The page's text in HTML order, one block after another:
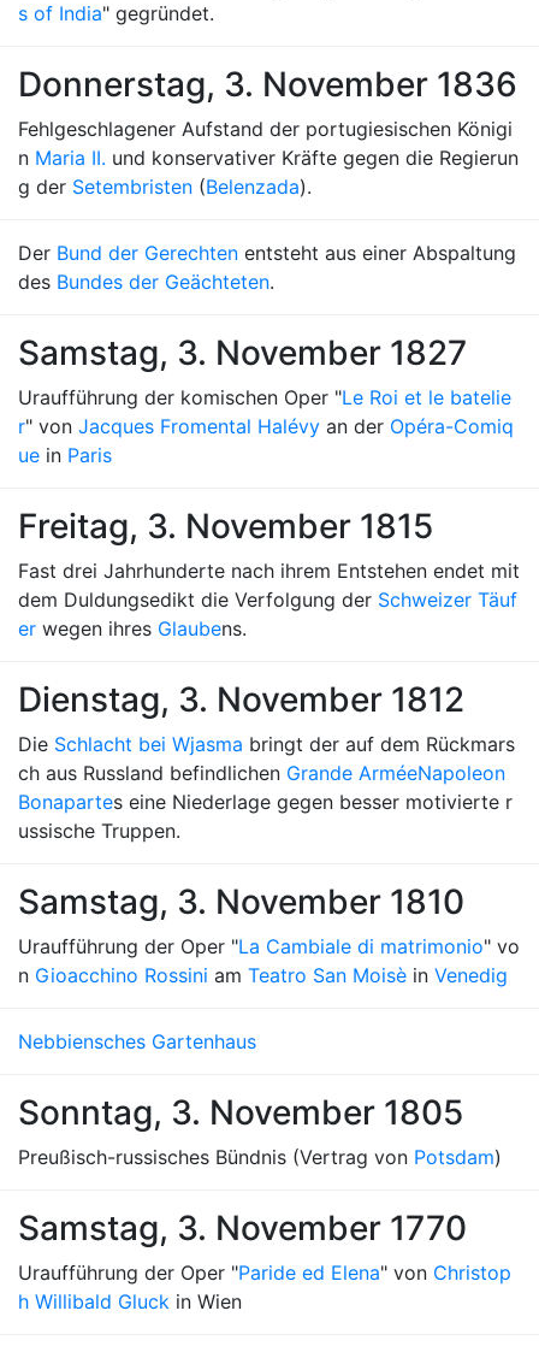
s of India" gegründet.
Donnerstag, 3. November 1836
Fehlgeschlagener Aufstand der portugiesischen Königi
n Maria II. und konservativer Kräfte gegen die Regierun
g der Setembristen (Belenzada).
Der Bund der Gerechten entsteht aus einer Abspaltung
des Bundes der Geächteten.
Samstag, 3. November 1827
Uraufführung der komischen Oper "Le Roi et le batelie
r" von Jacques Fromental Halévy an der Opéra-Comiq
ue in Paris
Freitag, 3. November 1815
Fast drei Jahrhunderte nach ihrem Entstehen endet mit
dem Duldungsedikt die Verfolgung der Schweizer Täuf
er wegen ihres Glaubens.
Dienstag, 3. November 1812
Die Schlacht bei Wjasma bringt der auf dem Rückmars
ch aus Russland befindlichen Grande ArméeNapoleon
Bonapartes eine Niederlage gegen besser motivierte r
ussische Truppen.
Samstag, 3. November 1810
Uraufführung der Oper "La Cambiale di matrimonio" vo
n Gioacchino Rossini am Teatro San Moisè in Venedig
Nebbiensches Gartenhaus
Sonntag, 3. November 1805
Preußisch-russisches Bündnis (Vertrag von Potsdam)
Samstag, 3. November 1770
Uraufführung der Oper "Paride ed Elena" von Christop
h Willibald Gluck in Wien